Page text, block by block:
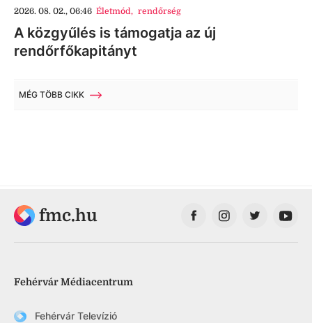
2026. 08. 02., 06:46 Életmód, rendőrség
A közgyűlés is támogatja az új
rendőrfőkapitányt
MÉG TÖBB CIKK
fmc.hu
Fehérvár Médiacentrum
Fehérvár Televízió